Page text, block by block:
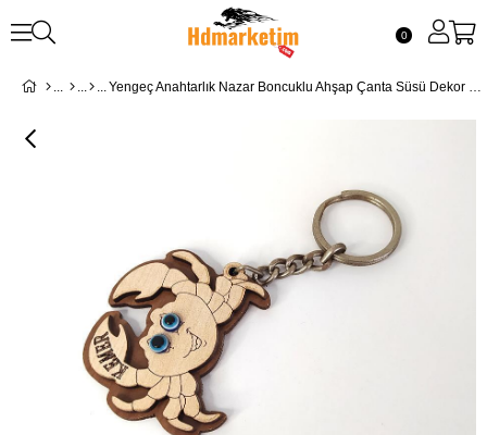
0
Yengeç Anahtarlık Nazar Boncuklu Ahşap Çanta Süsü Dekor 10852